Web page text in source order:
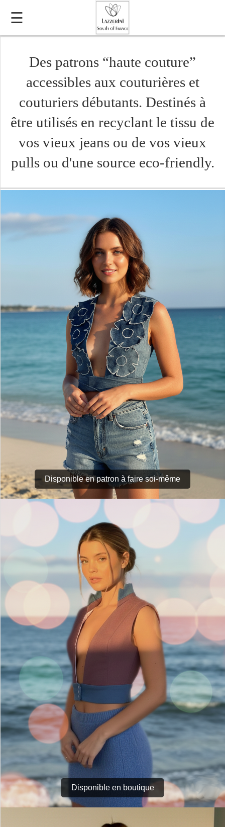
☰
Des patrons “haute couture”
accessibles aux couturières et
couturiers débutants. Destinés à
être utilisés en recyclant le tissu de
vos vieux jeans ou de vos vieux
pulls ou d'une source eco-friendly.
Disponible en patron à faire soi-même
Disponible en boutique